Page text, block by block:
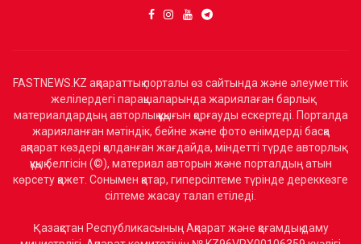
FASTNEWS.KZ ақпараттық порталы өз сайтында және әлеуметтік
желілердегі парақшаларында жариялаған барлық
материалдардың авторлық құқығын қорғауды ескертеді. Порталда
жарияланған мәтіндік, бейне және фото өнімдерді басқа
ақпарат көздері қолданған жағдайда, міндетті түрде авторлық
құқық белгісін (©), материал авторын және порталдың атын
көрсету қажет. Сонымен қатар, гиперсілтеме түрінде дереккөзге
сілтеме жасау талап етіледі.
Қазақстан Республикасының Ақпарат және қоғамдық даму